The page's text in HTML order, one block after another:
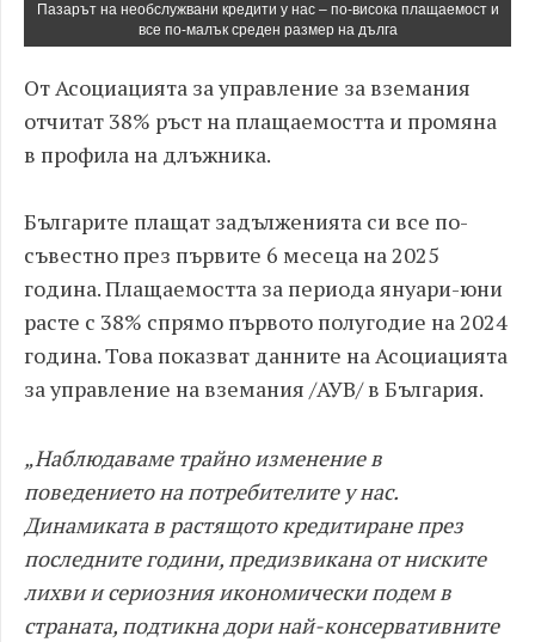
Пазарът на необслужвани кредити у нас – по-висока плащаемост и
все по-малък среден размер на дълга
От Асоциацията за управление за вземания
отчитат 38% ръст на плащаемостта и промяна
в профила на длъжника.
Българите плащат задълженията си все по-
съвестно през първите 6 месеца на 2025
година. Плащаемостта за периода януари-юни
расте с 38% спрямо първото полугодие на 2024
година. Това показват данните на Асоциацията
за управление на вземания /АУВ/ в България.
„Наблюдаваме трайно изменение в
поведението на потребителите у нас.
Динамиката в растящото кредитиране през
последните години, предизвикана от ниските
лихви и сериозния икономически подем в
страната, подтикна дори най-консервативните